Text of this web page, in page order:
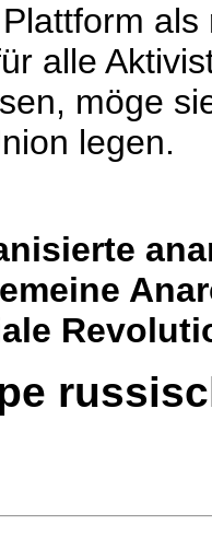
alle
möge
legen.